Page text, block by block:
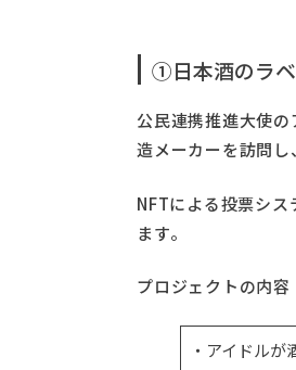
①日本酒のラ
公民連携推進大使
造メーカーを訪問し
NFTによる投票シ
ます。
プロジェクトの内容
・アイドル